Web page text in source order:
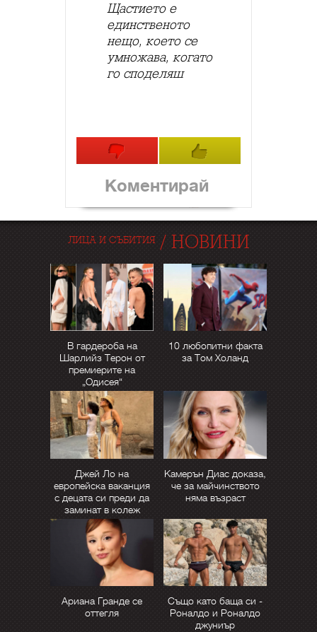
Щастието е
единственото
нещо, което се
умножава, когато
го споделяш
Коментирай
ЛИЦА И СЪБИТИЯ/ НОВИНИ
В гардероба на
Шарлийз Терон от
премиерите на
„Одисея“
10 любопитни факта
за Том Холанд
Джей Ло на
европейска ваканция
с децата си преди да
заминат в колеж
Камерън Диас доказа,
че за майчинството
няма възраст
Ариана Гранде се
оттегля
Също като баща си -
Роналдо и Роналдо
джуниър